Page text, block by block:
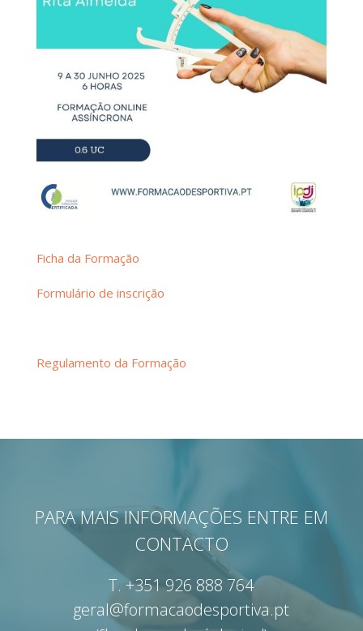
Ficha da Formação
Formulário de inscrição
Regulamento da Formação
PARA MAIS INFORMAÇÕES ENTRE EM
CONTACTO
T.+351 926 888 764
geral@formacaodesportiva.pt